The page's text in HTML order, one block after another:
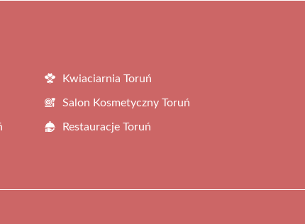
Kwiaciarnia Toruń
Salon Kosmetyczny Toruń
Restauracje Toruń